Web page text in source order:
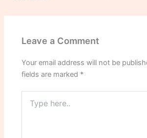
Leave a Comment
Your email address will not be
fields are marked *
here..